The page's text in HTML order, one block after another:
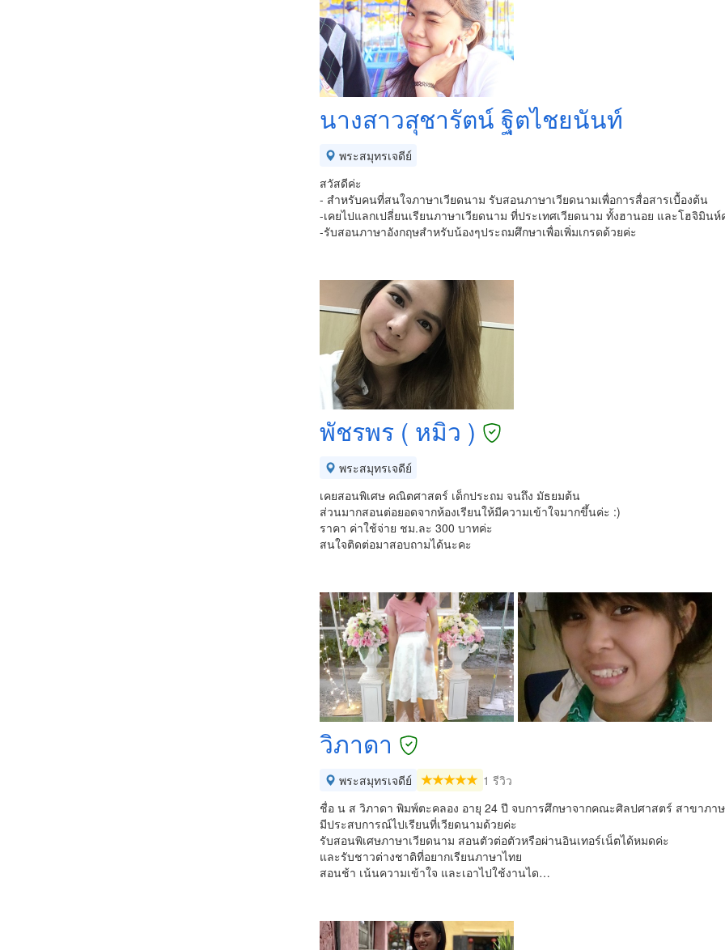
นางสาวสุชารัตน์ ฐิตไชยนันท์
พระสมุทรเจดีย์
สวัสดีค่ะ
- สำหรับคนที่สนใจภาษาเวียดนาม รับสอนภาษาเวียดนามเพื่อการสื่อสารเบื้องต้น
-เคยไปแลกเปลี่ยนเรียนภาษาเวียดนาม ที่ประเทศเวียดนาม ทั้งฮานอย และโฮจิมินห์
-รับสอนภาษาอังกฤษสำหรับน้องๆประถมศึกษาเพื่อเพิ่มเกรดด้วยค่ะ
พัชรพร ( หมิว )
พระสมุทรเจดีย์
เคยสอนพิเศษ คณิตศาสตร์ เด็กประถม จนถึง มัธยมต้น
ส่วนมากสอนต่อยอดจากห้องเรียนให้มีความเข้าใจมากขึ้นค่ะ :)
ราคา ค่าใช้จ่าย ชม.ละ 300 บาทค่ะ
สนใจติดต่อมาสอบถามได้นะคะ
วิภาดา
พระสมุทรเจดีย์
1 รีวิว
ชื่อ น ส วิภาดา พิมพ์ตะคลอง อายุ 24 ปี จบการศึกษาจากคณะศิลปศาสตร์ สาขาภ
มีประสบการณ์ไปเรียนที่เวียดนามด้วยค่ะ
รับสอนพิเศษภาษาเวียดนาม สอนตัวต่อตัวหรือผ่านอินเทอร์เน็ตได้หมดค่ะ
และรับชาวต่างชาติที่อยากเรียนภาษาไทย
สอนช้า เน้นความเข้าใจ และเอาไปใช้งานได…